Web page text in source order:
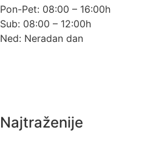
Pon-Pet: 08:00 – 16:00h
Sub: 08:00 – 12:00h
Ned: Neradan dan
Najtraženije